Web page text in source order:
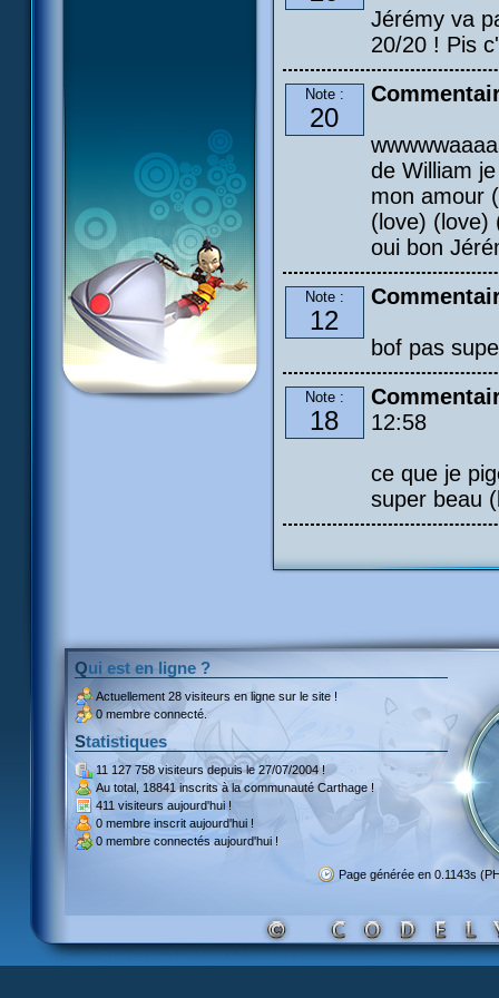
Jérémy va
20/20 ! Pis
Note :
20
de William
mon amour
(love) (love)
oui bon
Note :
12
bof pas
Note :
18
12:58
ce que je
super beau
Qui est en ligne ?
Actuellement 28 visiteurs en ligne sur le site !
0 membre connecté.
Statistiques
11 127 758 visiteursdepuis le 27/07/2004 !
Au total, 18841 inscritsà la communauté Carthage !
411 visiteurs aujourd'hui !
0 membre inscrit aujourd'hui !
0 membre connectés aujourd'hui !
Page générée en 0.1143s